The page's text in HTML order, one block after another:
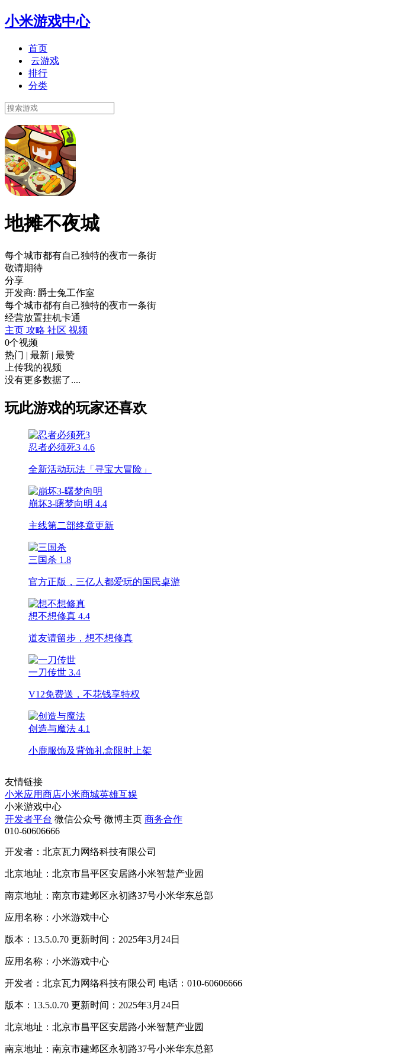
小米游戏中心
首页
云游戏
排行
分类
地摊不夜城
每个城市都有自己独特的夜市一条街
敬请期待
分享
开发商: 爵士兔工作室
每个城市都有自己独特的夜市一条街
经营放置挂机卡通
主页 攻略 社区 视频
0个视频
热门 | 最新 | 最赞
上传我的视频
没有更多数据了....
玩此游戏的玩家还喜欢
忍者必须死3 4.6
全新活动玩法「寻宝大冒险」
崩坏3-曙梦向明 4.4
主线第二部终章更新
三国杀 1.8
官方正版，三亿人都爱玩的国民桌游
想不想修真 4.4
道友请留步，想不想修真
一刀传世 3.4
V12免费送，不花钱享特权
创造与魔法 4.1
小鹿服饰及背饰礼盒限时上架
友情链接
小米应用商店小米商城英雄互娱
小米游戏中心
开发者平台 微信公众号 微博主页 商务合作
010-60606666
开发者：北京瓦力网络科技有限公司
北京地址：北京市昌平区安居路小米智慧产业园
南京地址：南京市建邺区永初路37号小米华东总部
应用名称：小米游戏中心
版本：13.5.0.70 更新时间：2025年3月24日
应用名称：小米游戏中心
开发者：北京瓦力网络科技有限公司 电话：010-60606666
版本：13.5.0.70 更新时间：2025年3月24日
北京地址：北京市昌平区安居路小米智慧产业园
南京地址：南京市建邺区永初路37号小米华东总部